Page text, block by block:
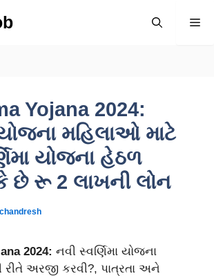
Yojana 2024:
યોજના મહિલાઓ માટે
યોજના હેઠળ
છે રૂ 2 લાખની લોન
chandresh
2024: નવી સ્વર્ણિમા યોજના
અરજી કરવી?, પાત્રતા અને